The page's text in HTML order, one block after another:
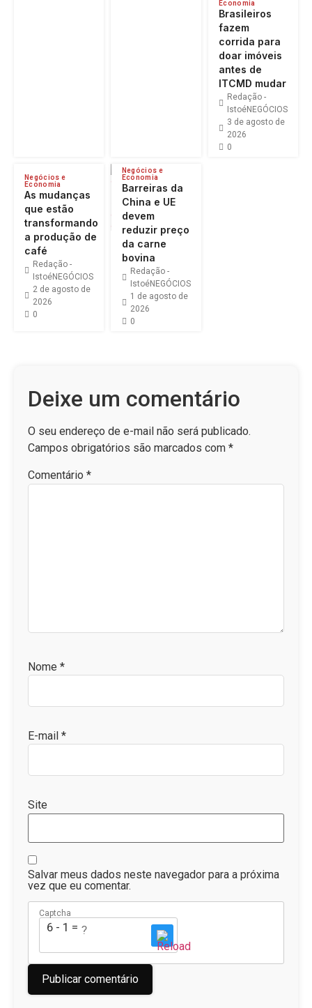
Economia
Brasileiros
fazem
corrida para
doar imóveis
antes de
ITCMD mudar
Redação -
IstoéNEGÓCIOS
3 de agosto de
2026
0
Negócios e
Economia
As mudanças
que estão
transformando
a produção de
café
Redação -
IstoéNEGÓCIOS
2 de agosto de
2026
0
Negócios e
Economia
Barreiras da
China e UE
devem
reduzir preço
da carne
bovina
Redação -
IstoéNEGÓCIOS
1 de agosto de
2026
0
Deixe um comentário
O seu endereço de e-mail não será publicado.
Campos obrigatórios são marcados com *
Comentário *
Nome *
E-mail *
Site
Salvar meus dados neste navegador para a próxima
vez que eu comentar.
Captcha
6 - 1 = ?